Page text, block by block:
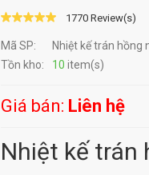
1770 Review(s)
Mã SP:
Nhiệt kế trán hồng
Tồn kho:
10 item(s)
Giá bán: Liên hệ
Nhiệt kế trán